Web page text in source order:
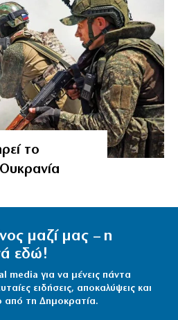
το
μαζί μας – η
εδώ!
media για να μένεις πάντα
ειδήσεις, αποκαλύψεις και
από τη Δημοκρατία.